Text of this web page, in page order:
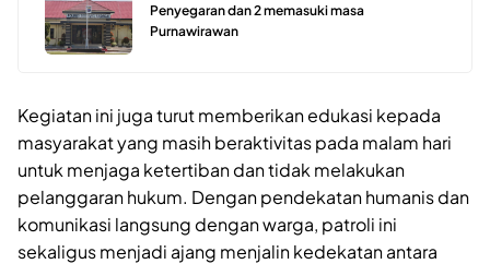
Penyegaran dan 2 memasuki masa
Purnawirawan
Kegiatan ini juga turut memberikan edukasi kepada
masyarakat yang masih beraktivitas pada malam hari
untuk menjaga ketertiban dan tidak melakukan
pelanggaran hukum. Dengan pendekatan humanis dan
komunikasi langsung dengan warga, patroli ini
sekaligus menjadi ajang menjalin kedekatan antara